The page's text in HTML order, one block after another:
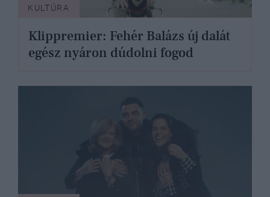
KULTÚRA
Klippremier: Fehér Balázs új dalát
egész nyáron dúdolni fogod